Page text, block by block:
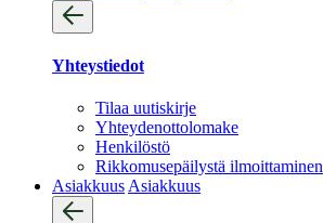
Yhteystiedot
Tilaa uutiskirje
Yhteydenotto­lomake
Henkilöstö
Rikkomusepäilystä ilmoittaminen
Asiakkuus Asiakkuus